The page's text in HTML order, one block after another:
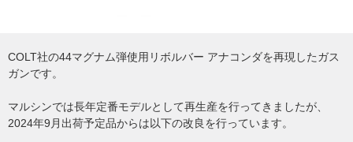
COLT社の44マグナム弾使用リボルバー アナコンダを再現したガス
ガンです。
マルシンでは長年定番モデルとして再生産を行ってきましたが、
2024年9月出荷予定品からは以下の改良を行っています。